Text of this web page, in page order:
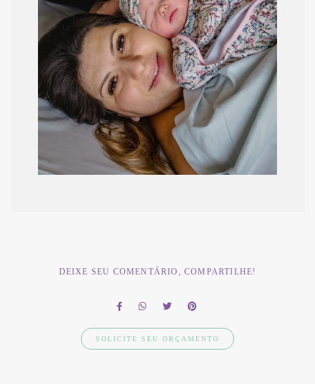
DEIXE SEU COMENTÁRIO, COMPARTILHE!
SOLICITE SEU ORÇAMENTO